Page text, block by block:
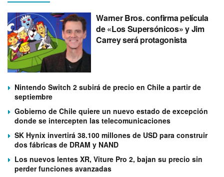
Warner Bros. confirma película
de «Los Supersónicos» y Jim
Carrey será protagonista
Nintendo Switch 2 subirá de precio en Chile a partir de
septiembre
Gobierno de Chile quiere un nuevo estado de excepción
donde se intercepten las telecomunicaciones
SK Hynix invertirá 38.100 millones de USD para construir
dos fábricas de DRAM y NAND
Los nuevos lentes XR, Viture Pro 2, bajan su precio sin
perder funciones avanzadas